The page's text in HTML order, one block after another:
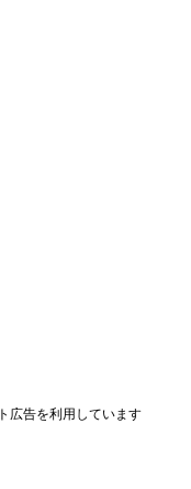
広告を利用しています